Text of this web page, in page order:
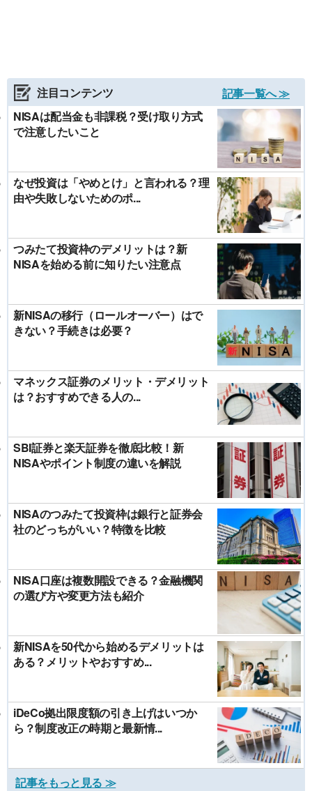
注目コンテンツ
記事一覧へ ≫
NISAは配当金も非課税？受け取り方式
で注意したいこと
なぜ投資は「やめとけ」と言われる？理
由や失敗しないためのポ...
つみたて投資枠のデメリットは？新
NISAを始める前に知りたい注意点
新NISAの移行（ロールオーバー）はで
きない？手続きは必要？
マネックス証券のメリット・デメリット
は？おすすめできる人の...
SBI証券と楽天証券を徹底比較！新
NISAやポイント制度の違いを解説
NISAのつみたて投資枠は銀行と証券会
社のどっちがいい？特徴を比較
NISA口座は複数開設できる？金融機関
の選び方や変更方法も紹介
新NISAを50代から始めるデメリットは
ある？メリットやおすすめ...
iDeCo拠出限度額の引き上げはいつか
ら？制度改正の時期と最新情...
記事をもっと見る ≫